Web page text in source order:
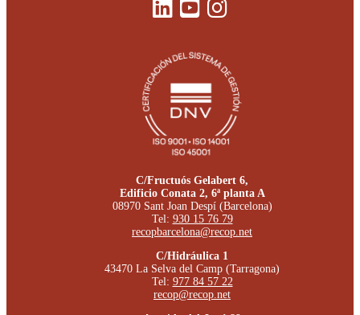
C/Fructuós Gelabert 6,
Edificio Conata 2, 6ª planta A
08970 Sant Joan Despí (Barcelona)
Tel: 930 15 76 79
recopbarcelona@recop.net
C/Hidráulica 1
43470 La Selva del Camp (Tarragona)
Tel: 977 84 57 22
recop@recop.net